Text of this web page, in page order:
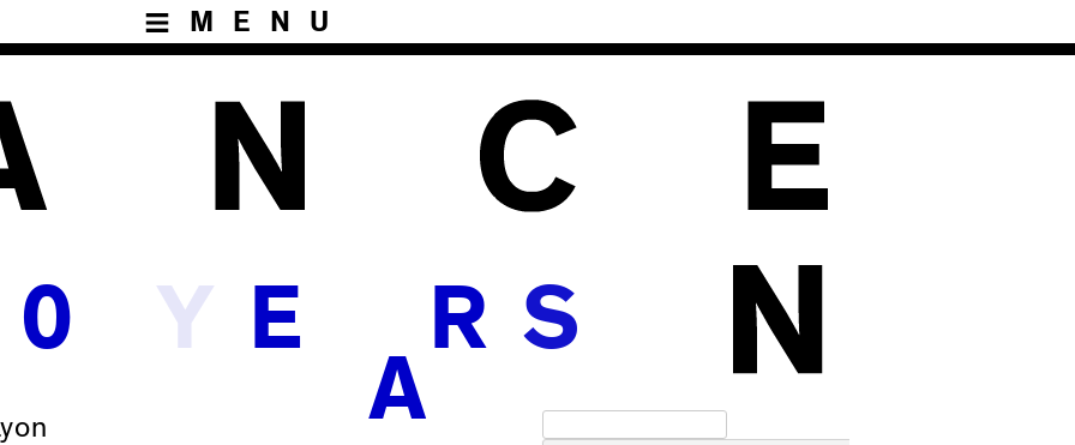
MENU
0
Y E
A
R